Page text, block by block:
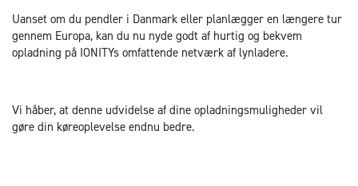
Uanset om du pendler i Danmark eller planlægger en længere tur
gennem Europa, kan du nu nyde godt af hurtig og bekvem
opladning på IONITYs omfattende netværk af lynladere.
Vi håber, at denne udvidelse af dine opladningsmuligheder vil
gøre din køreoplevelse endnu bedre.